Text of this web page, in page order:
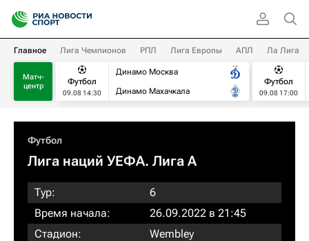
Главное Лига Чемпионов РПЛ Лига Европы АПЛ Ла Лига
Матч-
центр
Футбол
09.08 14:30
Динамо Москва
Динамо Махачкала
Футбол
09.08 17:00
Футбол
Лига наций УЕФА. Лига A
Тур:
6
Время начала:
26.09.2022 в 21:45
Стадион:
Wembley